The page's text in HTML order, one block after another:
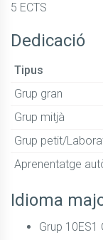
5 ECTS
Dedicació
Tipus
Grup gran
Grup mitjà
Grup petit/
Aprenentatge
Idioma
Grup 10ES1